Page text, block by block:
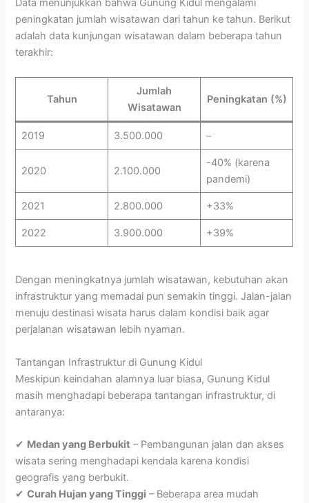
Data menunjukkan bahwa Gunung Kidul mengalami
peningkatan jumlah wisatawan dari tahun ke tahun. Berikut
adalah data kunjungan wisatawan dalam beberapa tahun
terakhir:
Tahun
Jumlah
Wisatawan
Peningkatan (%)
2019 3.500.000 –
2020 2.100.000
-40% (karena
pandemi)
2021 2.800.000 +33%
2022 3.900.000 +39%
Dengan meningkatnya jumlah wisatawan, kebutuhan akan
infrastruktur yang memadai pun semakin tinggi. Jalan-jalan
menuju destinasi wisata harus dalam kondisi baik agar
perjalanan wisatawan lebih nyaman.
Tantangan Infrastruktur di Gunung Kidul
Meskipun keindahan alamnya luar biasa, Gunung Kidul
masih menghadapi beberapa tantangan infrastruktur, di
antaranya:
✔ Medan yang Berbukit – Pembangunan jalan dan akses
wisata sering menghadapi kendala karena kondisi
geografis yang berbukit.
✔Curah Hujan yang Tinggi – Beberapa area mudah